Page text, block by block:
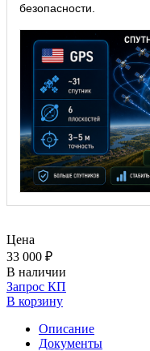
безопасности.
Цена
33 000 ₽
В наличии
Запрос КП
В корзину
Описание
Документы